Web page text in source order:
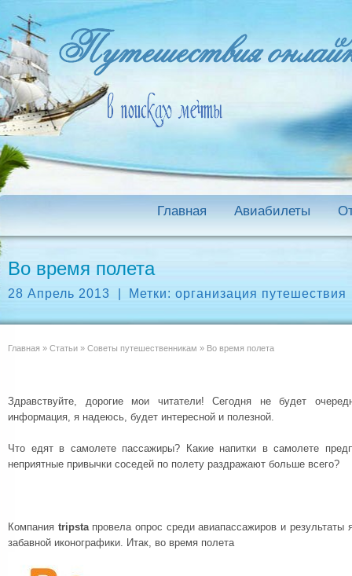
Главная Авиабилеты
Во время полета
28 Апрель 2013 Метки:организация путешествия
Главная » Статьи » Советы путешественникам » Во время полета
Здравствуйте, дорогие мои читатели! Сегодня не будет
информация, я надеюсь, будет интересной и полезной.
Что едят в самолете пассажиры? Какие напитки в самолете
неприятные привычки соседей по полету раздражают больше всего?
Компания tripstaпровела опрос среди авиапассажиров и результаты
забавной иконографики. Итак, во время полета